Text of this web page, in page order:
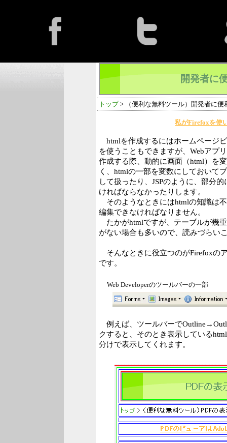
開発者に
トップ> （便利な無料ツール）開発者に便
私がFirefoxを使
htmlを作成するにはホームページ
を使うこともできますが、Webアプ
作成する際、動的に画面（html）を
く、htmlの一部を変数にしておいて
して扱ったり、JSPのように、部分
ければならなかったりします。
そのようなときにはhtmlの知識は
編集できなければなりません。
たかがhtmlですが、テーブルが幾
がない場合も多いので、読みづらい
そんなときに役立つのがFirefoxの
です。
Web Developerのツールバーの一部
例えば、ツールバーで
クすると、そのとき表示している
分けで表示してくれます。